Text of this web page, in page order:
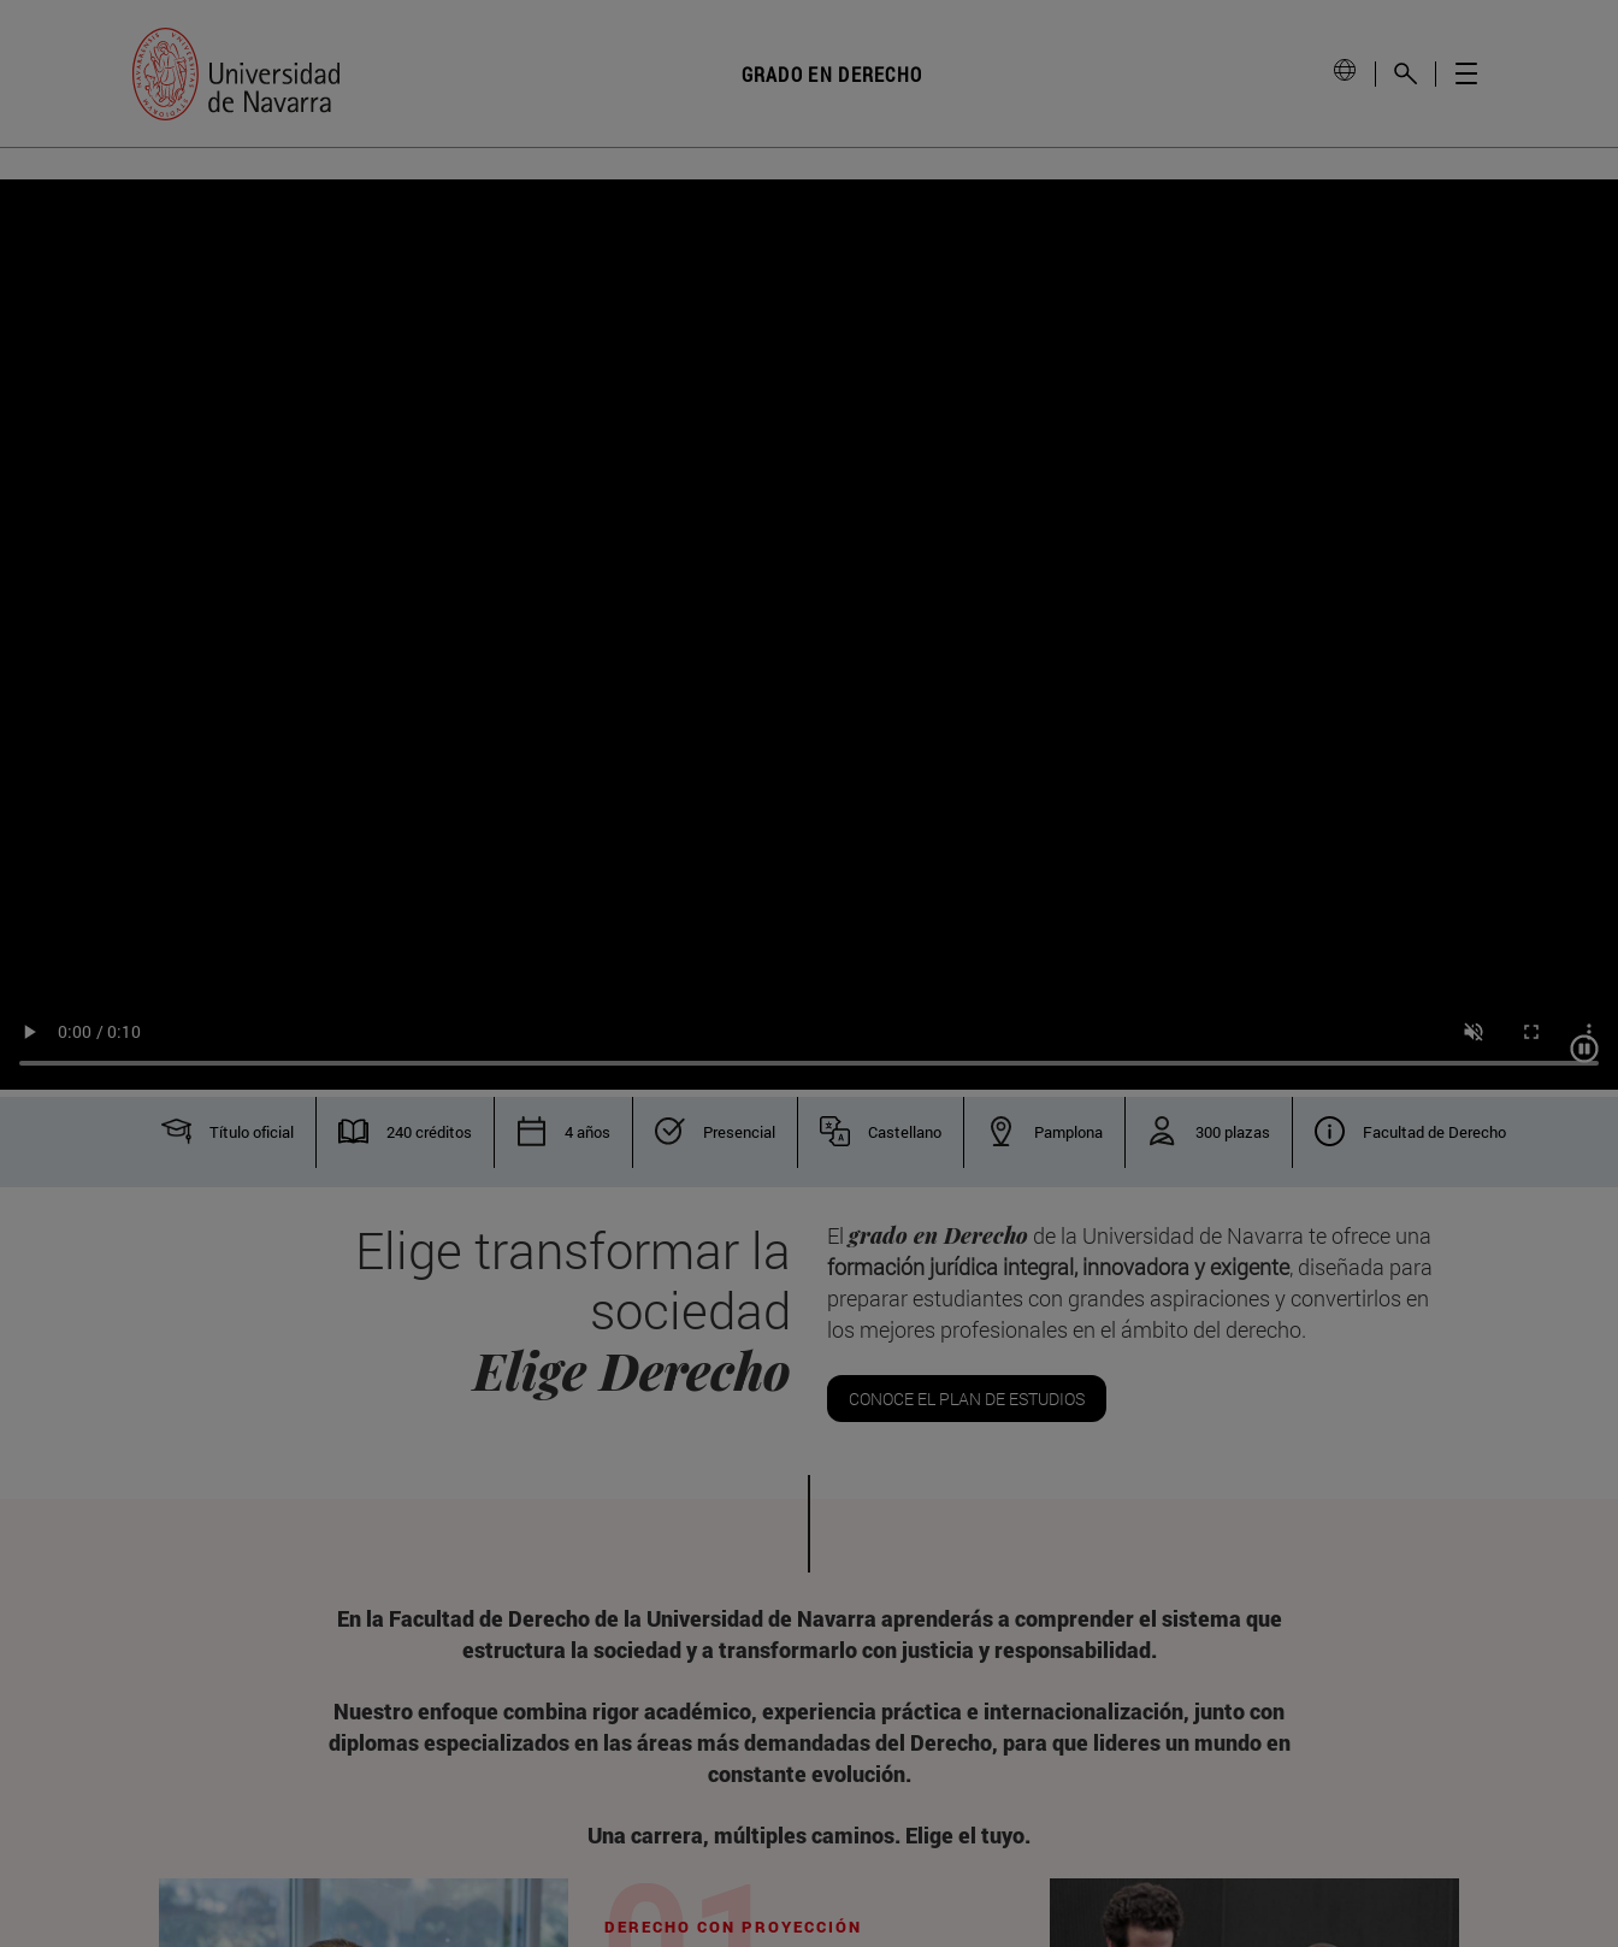
GRADO EN DERECHO
Título oficial 240 créditos 4 años Presencial Castellano Pamplona 300 plazas Facultad de Derecho
Elige transformar la
sociedad
Elige Derecho
El grado en Derecho de la Universidad de Navarra te ofrece una
formación jurídica integral, innovadora y exigente, diseñada para
preparar estudiantes con grandes aspiraciones y convertirlos en
los mejores profesionales en el ámbito del derecho.
CONOCE EL PLAN DE ESTUDIOS
En la Facultad de Derecho de la Universidad de Navarra aprenderás a comprender el sistema que
estructura la sociedad y a transformarlo con justicia y responsabilidad.
Nuestro enfoque combina rigor académico, experiencia práctica e internacionalización, junto con
diplomas especializados en las áreas más demandadas del Derecho, para que lideres un mundo en
constante evolución.
Una carrera, múltiples caminos. Elige el tuyo.
DERECHO CON PROYECCIÓN